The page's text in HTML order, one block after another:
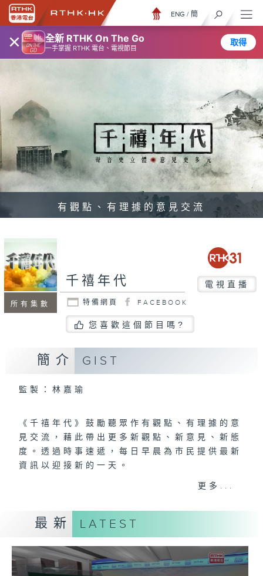
× 全新 RTHK On The Go
一手掌握 RTHK 電台、電視節目
取得
ENG / 簡
有觀點、有理據的意見交流
所有集數
千禧年代 電視直播
特備網頁 FACEBOOK
您喜歡這個節目嗎?
簡介 GIST
監製：林嘉瑜
《千禧年代》鼓勵聽眾作有觀點、有理據的意
見交流，藉此帶出更多新觀點、新意見、新態
度。透過時事速遞，每日早晨為市民提供最新
資訊以迎接新的一天。
聲音更立體 意見更多元
熱線號碼: 1872311
更多...
最新 LATEST